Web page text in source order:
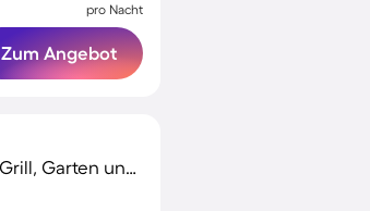
pro Nacht
Zum Angebot
Familienorientiertes Ferienhaus mit Grill, Garten und Terrasse